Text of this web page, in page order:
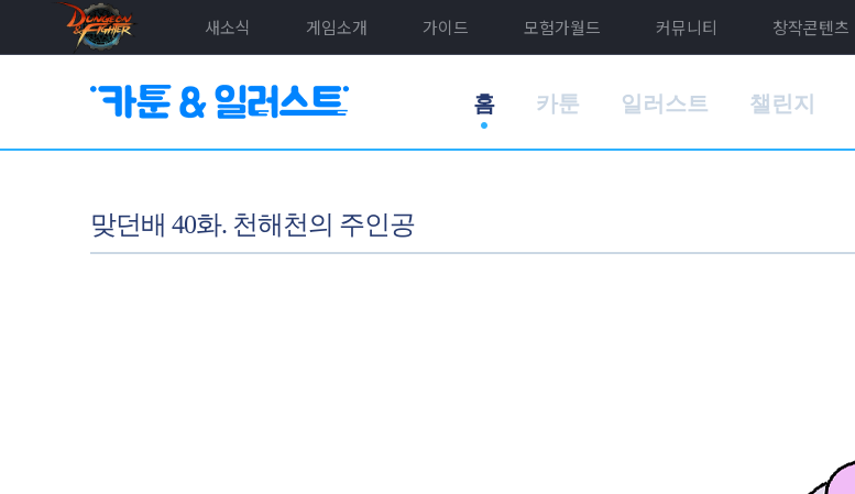
새소식 게임소개 가이드 모험가월드 커뮤니티 창작콘텐츠
홈 카툰 일러스트 챌린지
맞던배 40화. 천해천의 주인공